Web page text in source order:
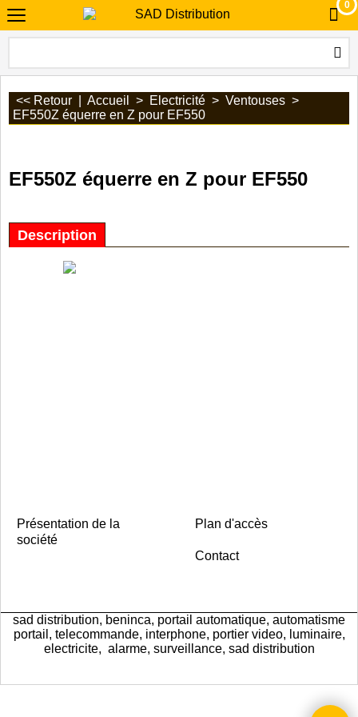
0
<< Retour Accueil > Electricité > Ventouses >
EF550Z équerre en Z pour EF550
EF550Z équerre en Z pour EF550
Description
Présentation de la
société
Plan d'accès
Contact
sad distribution, beninca, portail automatique, automatisme
portail, telecommande, interphone, portier video, luminaire,
electricite, alarme, surveillance, sad distribution